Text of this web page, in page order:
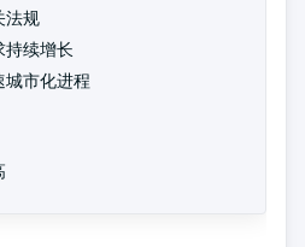
法规
持续增长
城市化进程